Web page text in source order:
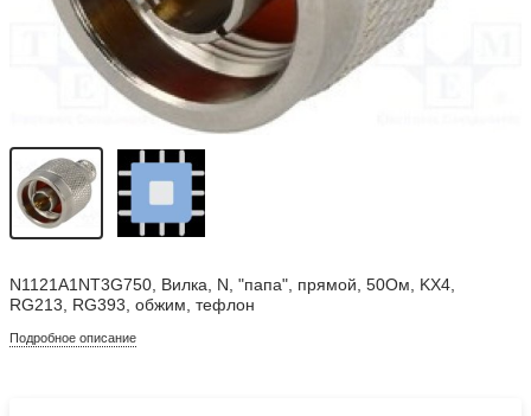
N1121A1NT3G750, Вилка, N, "папа", прямой, 50Ом, KX4,
RG213, RG393, обжим, тефлон
Подробное описание